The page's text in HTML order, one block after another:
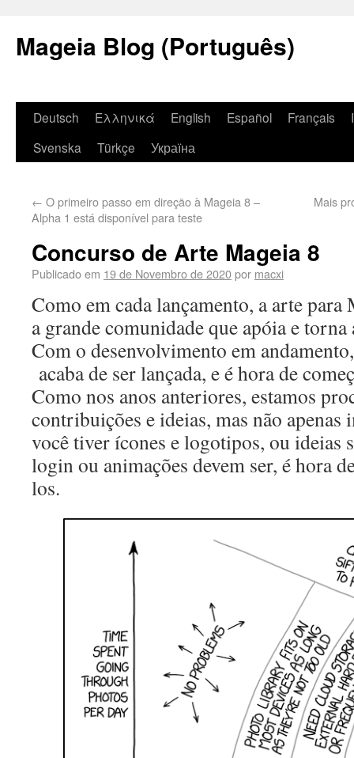
Mageia Blog (Português)
Deutsch Ελληνικά English Español Français
Svenska
Türkçe Україна
← O primeiro passo em direção à Mageia 8 –
Alpha 1 está disponível para teste
Mais
Concurso de Arte Mageia 8
Publicado em 19 de Novembro de 2020por macxi
Como em cada lançamento, a arte para
a grande comunidade que apóia e
Com o desenvolvimento em
acaba de ser lançada, e é hora de
Como nos anos anteriores, estamos
contribuições e ideias, mas não apenas
você tiver ícones e logotipos, ou ideias
login ou animações devem ser, é hora
los.